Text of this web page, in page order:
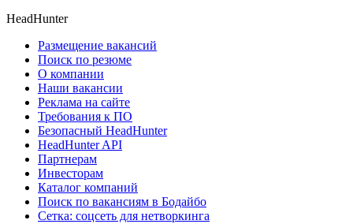
HeadHunter
Размещение вакансий
Поиск по резюме
О компании
Наши вакансии
Реклама на сайте
Требования к ПО
Безопасный HeadHunter
HeadHunter API
Партнерам
Инвесторам
Каталог компаний
Поиск по вакансиям в Бодайбо
Сетка: соцсеть для нетворкинга